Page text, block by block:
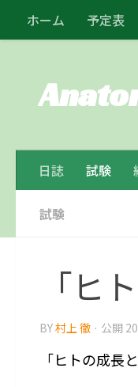
コンテンツの下
ホーム 予定表
日誌 試験
試験
「ヒ
BY村上 徹 · 公開
「ヒトの成長